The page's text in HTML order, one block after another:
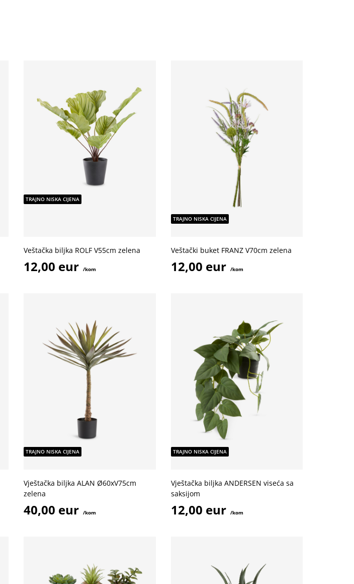
TRAJNO NISKA CIJENA
Veštačka biljka ROLF V55cm zelena
12,00 eur /kom
TRAJNO NISKA CIJENA
Veštački buket FRANZ V70cm zelena
12,00 eur /kom
TRAJNO NISKA CIJENA
Vještačka biljka ALAN Ø60xV75cm
zelena
40,00 eur /kom
TRAJNO NISKA CIJENA
Vještačka biljka ANDERSEN viseća sa
saksijom
12,00 eur /kom